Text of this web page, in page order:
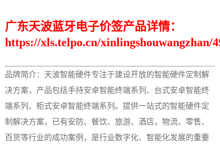
广东天波蓝牙电子价签产品详情：
https://xls.telpo.cn/xinlingshouwangzhan/
品牌简介：天波智能硬件专注于建设开放的智能硬件定制解
决方案，产品包括手持安卓智能终端系列、台式安卓智能终
端系列、柜式安卓智能终端系列。提供一站式的智能硬件定
制解决方案，已有安防、餐饮、旅游、酒店，物流、零售、
百货等行业的成功案例，是行业数字化、智能化发展的重要